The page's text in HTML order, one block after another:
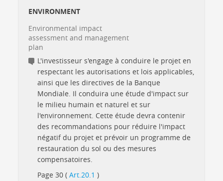
ENVIRONMENT
Environmental impact
assessment and management
plan
L'investisseur s'engage à conduire le projet en
respectant les autorisations et lois applicables,
ainsi que les directives de la Banque
Mondiale. Il conduira une étude d'impact sur
le milieu humain et naturel et sur
l'environnement. Cette étude devra contenir
des recommandations pour réduire l'impact
négatif du projet et prévoir un programme de
restauration du sol ou des mesures
compensatoires.
Page 30 ( Art.20.1 )